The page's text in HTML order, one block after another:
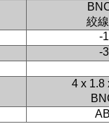
絞
-
-
4 x 1.8